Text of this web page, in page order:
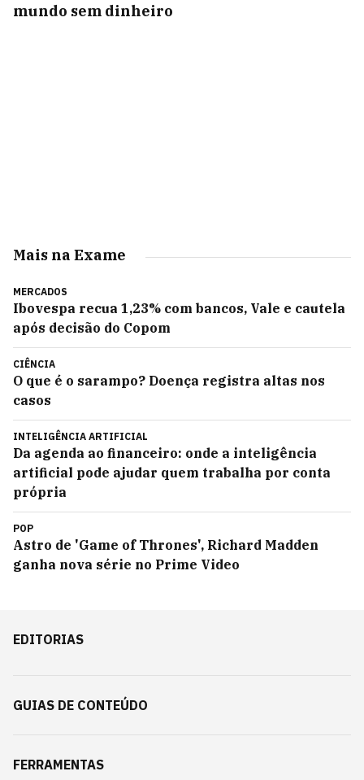
mundo sem dinheiro
Mais na Exame
MERCADOS
Ibovespa recua 1,23% com bancos, Vale e cautela
após decisão do Copom
CIÊNCIA
O que é o sarampo? Doença registra altas nos
casos
INTELIGÊNCIA ARTIFICIAL
Da agenda ao financeiro: onde a inteligência
artificial pode ajudar quem trabalha por conta
própria
POP
Astro de 'Game of Thrones', Richard Madden
ganha nova série no Prime Video
EDITORIAS
GUIAS DE CONTEÚDO
FERRAMENTAS